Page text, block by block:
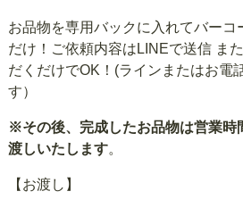
お品物を専用バックに入れてバーコ
だけ！ご依頼内容はLINEで送信 ま
だくだけでOK！(ラインまたはお電
す）
※その後、完成したお品物は営業時
渡しいたします。
【お渡し】